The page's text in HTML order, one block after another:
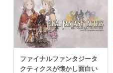
ファイナルファンタジータ
クティクスが懐かし面白い